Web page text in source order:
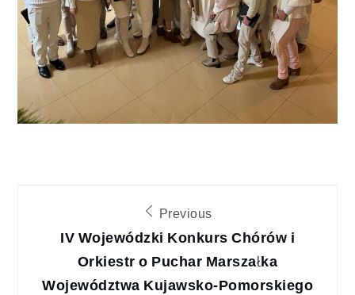
Nawigacja
wpisu
Previous
IV Wojewódzki Konkurs Chórów i
Orkiestr o Puchar Marszałka
Województwa Kujawsko-Pomorskiego